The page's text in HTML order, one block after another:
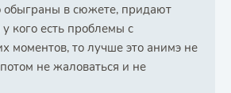
обыграны в сюжете, придают
кого есть проблемы с
моментов, то лучше это анимэ не
не жаловаться и не